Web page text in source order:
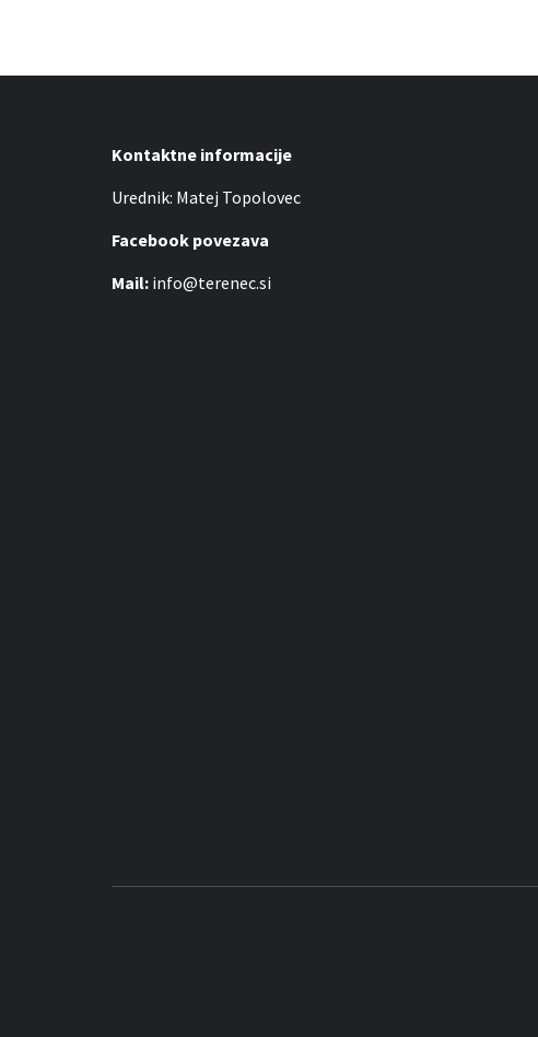
Kontaktne informacije
Urednik: Matej Topolovec
Facebook povezava
Mail: info@terenec.si